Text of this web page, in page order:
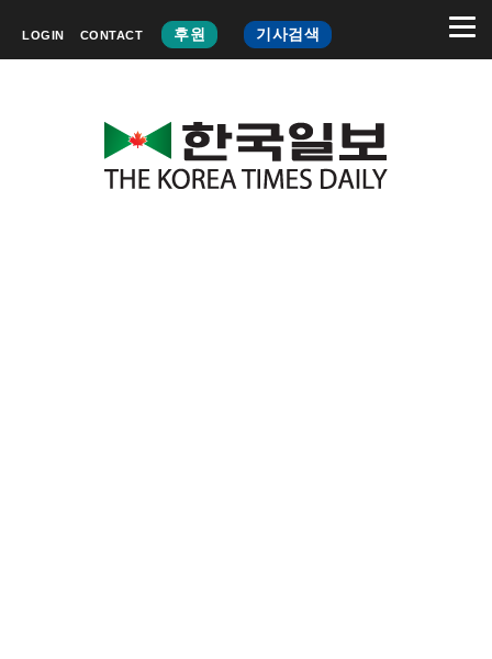
LOGIN CONTACT 후원 기사검색